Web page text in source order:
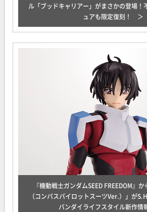
ル「ブッドキャリアー」がまさかの登場！
ュアも限定復刻！
『機動戦士ガンダムSEED FREEDOM』
（コンパスパイロットスーツVer.）」が
バンダイライフスタイル新作情